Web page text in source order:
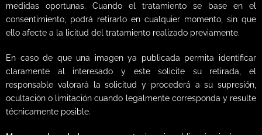
medidas oportunas. Cuando el tratamiento se base en el
consentimiento, podrá retirarlo en cualquier momento, sin que
ello afecte a la licitud del tratamiento realizado previamente.
En caso de que una imagen ya publicada permita identificar
claramente al interesado y este solicite su retirada, el
responsable valorará la solicitud y procederá a su supresión,
ocultación o limitación cuando legalmente corresponda y resulte
técnicamente posible.